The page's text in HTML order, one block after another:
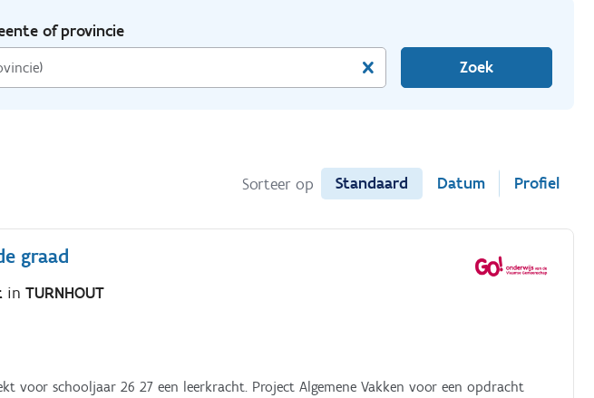
of provincie
Zoek
Sorteer op Standaard Datum Profiel
graad
inTURNHOUT
voor schooljaar 26 27 een leerkracht. Project Algemene Vakken voor een opdracht